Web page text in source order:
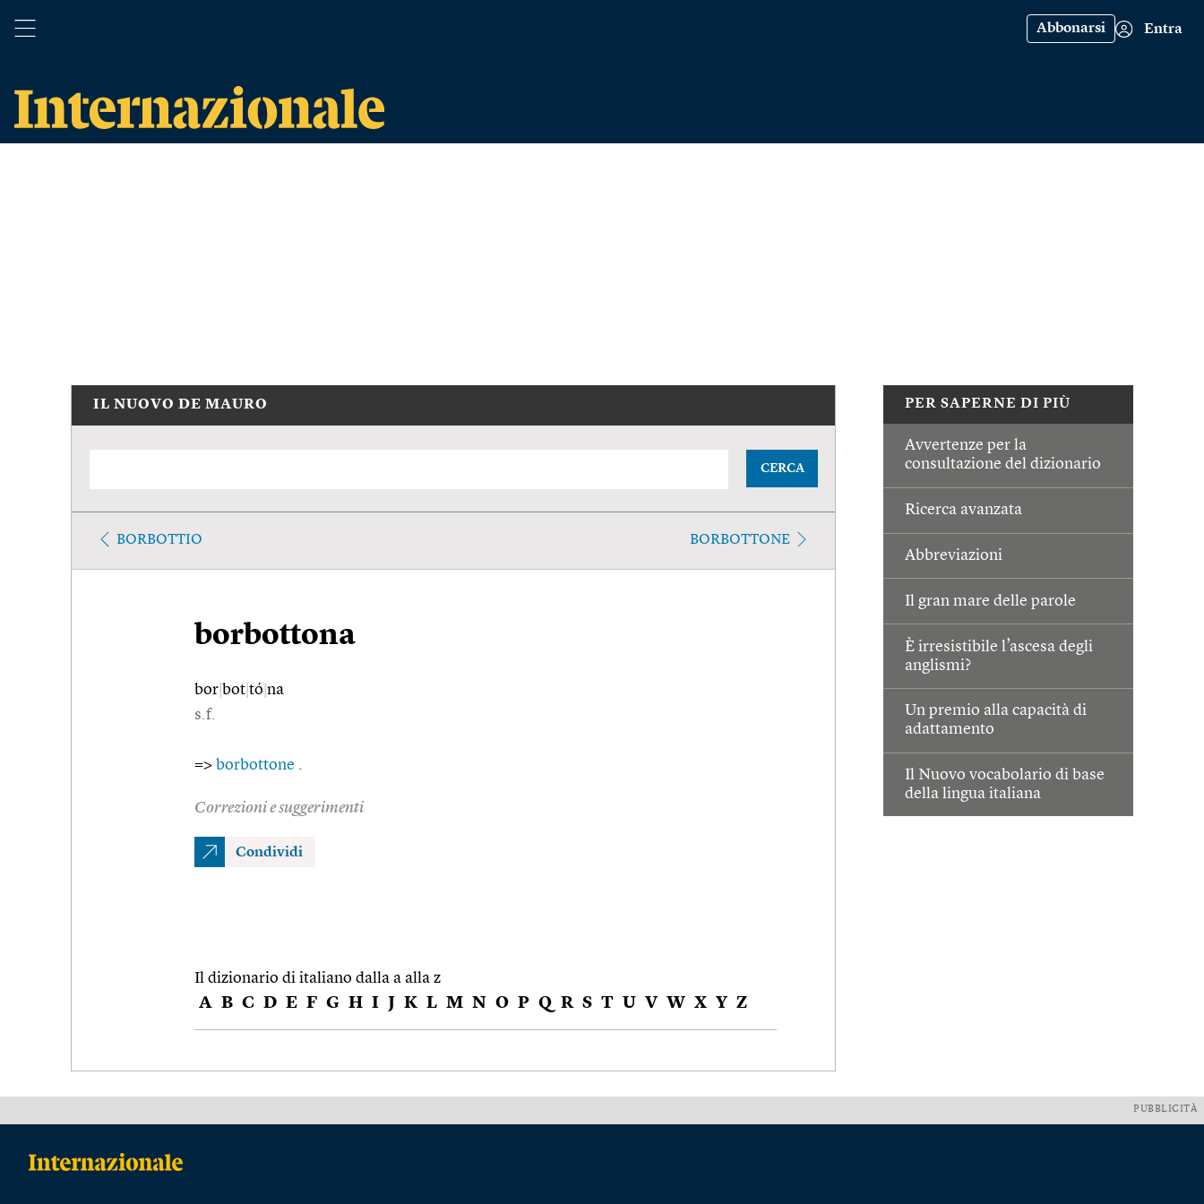
Abbonarsi Entra
PER SAPERNE DI PIÙ
Avvertenze per la
consultazione del dizionario
Ricerca avanzata
Abbreviazioni
Il gran mare delle parole
È irresistibile l’ascesa degli
anglismi?
Un premio alla capacità di
adattamento
Il Nuovo vocabolario di base
della lingua italiana
IL NUOVO DE MAURO
CERCA
BORBOTTIO BORBOTTONE
borbottona
bor bot tó na
s.f.
=> borbottone .
Correzioni e suggerimenti
Condividi
Il dizionario di italiano dalla a alla z
A B C D E F G H I J K L M N O P Q R S T U V W X Y Z
PUBBLICITÀ